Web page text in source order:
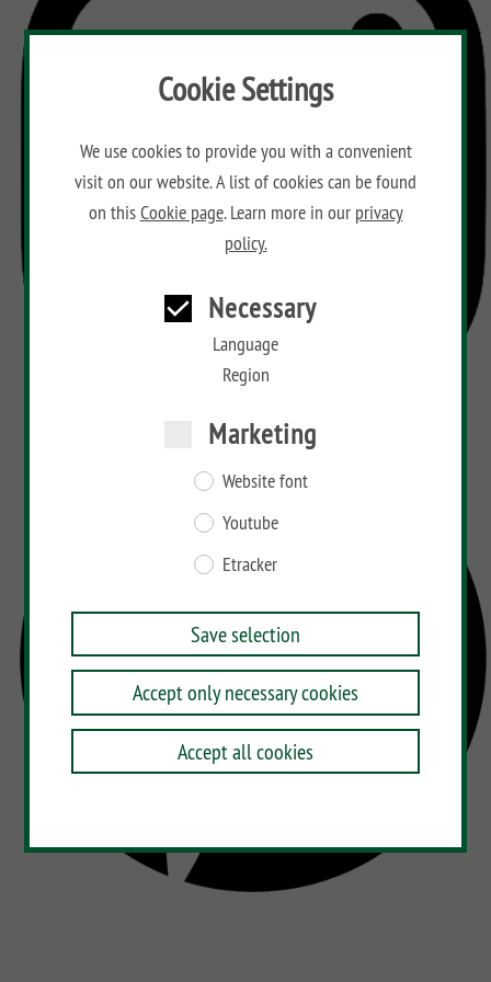
Cookie Settings
We use cookies to provide you with a convenient
visit on our website. A list of cookies can be found
on thisCookie page. Learn more in our privacy
policy.
Necessary
Language
Region
Marketing
Website font
Youtube
Etracker
Save selection
Accept only necessary cookies
Accept all cookies